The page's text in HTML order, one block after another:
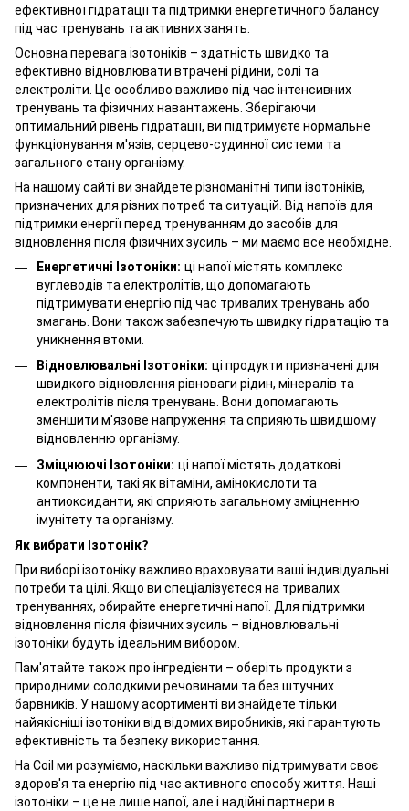
ефективної гідратації та підтримки енергетичного балансу
під час тренувань та активних занять.
Основна перевага ізотоніків – здатність швидко та
ефективно відновлювати втрачені рідини, солі та
електроліти. Це особливо важливо під час інтенсивних
тренувань та фізичних навантажень. Зберігаючи
оптимальний рівень гідратації, ви підтримуєте нормальне
функціонування м'язів, серцево-судинної системи та
загального стану організму.
На нашому сайті ви знайдете різноманітні типи ізотоніків,
призначених для різних потреб та ситуацій. Від напоїв для
підтримки енергії перед тренуванням до засобів для
відновлення після фізичних зусиль – ми маємо все необхідне.
Енергетичні Ізотоніки: ці напої містять комплекс
вуглеводів та електролітів, що допомагають
підтримувати енергію під час тривалих тренувань або
змагань. Вони також забезпечують швидку гідратацію та
уникнення втоми.
Відновлювальні Ізотоніки: ці продукти призначені для
швидкого відновлення рівноваги рідин, мінералів та
електролітів після тренувань. Вони допомагають
зменшити м'язове напруження та сприяють швидшому
відновленню організму.
Зміцнюючі Ізотоніки: ці напої містять додаткові
компоненти, такі як вітаміни, амінокислоти та
антиоксиданти, які сприяють загальному зміцненню
імунітету та організму.
Як вибрати Ізотонік?
При виборі ізотоніку важливо враховувати ваші індивідуальні
потреби та цілі. Якщо ви спеціалізуєтеся на тривалих
тренуваннях, обирайте енергетичні напої. Для підтримки
відновлення після фізичних зусиль – відновлювальні
ізотоніки будуть ідеальним вибором.
Пам'ятайте також про інгредієнти – оберіть продукти з
природними солодкими речовинами та без штучних
барвників. У нашому асортименті ви знайдете тільки
найякісніші ізотоніки від відомих виробників, які гарантують
ефективність та безпеку використання.
На Coil ми розуміємо, наскільки важливо підтримувати своє
здоров'я та енергію під час активного способу життя. Наші
ізотоніки – це не лише напої, але і надійні партнери в